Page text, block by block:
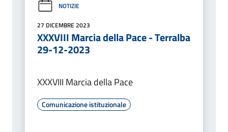
NOTIZIE
27 DICEMBRE 2023
XXXVIII Marcia della Pace - Terralba
29-12-2023
XXXVIII Marcia della Pace
Comunicazione istituzionale